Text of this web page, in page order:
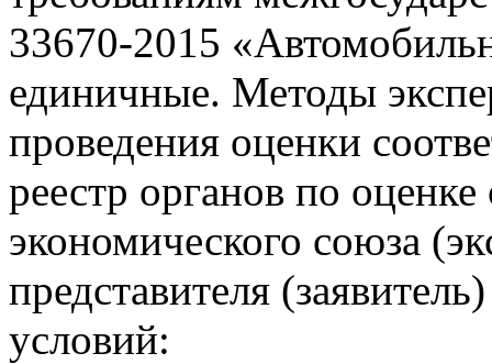
33670-2015
единичные. Методы
проведения оценки
реестр органов по оценке
экономического союза
представителя
условий: